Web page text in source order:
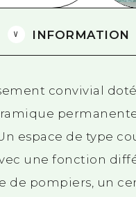
INFORMATION
convivial
espace de type
une fonction
de pompiers, un